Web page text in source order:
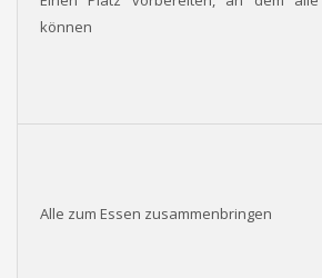
können
Alle zum Essen zusammenbringen